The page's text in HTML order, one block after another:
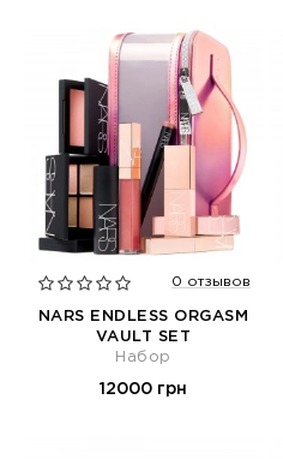
0 отзывов
NARS ENDLESS ORGASM
VAULT SET
Набор
12000 грн